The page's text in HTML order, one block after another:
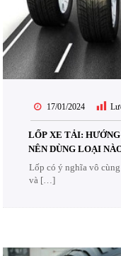
17/01/2024
LỐP XE TẢI:
NÊN DÙNG LOẠI
Lốp có ý nghĩa vô
và […]